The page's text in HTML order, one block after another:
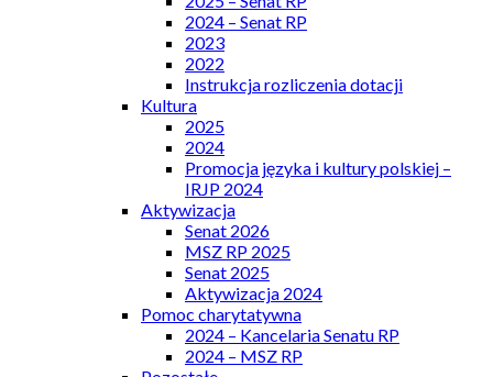
2024 – Senat RP
2023
2022
Instrukcja rozliczenia dotacji
Kultura
2025
2024
Promocja języka i kultury polskiej –
IRJP 2024
Aktywizacja
Senat 2026
MSZ RP 2025
Senat 2025
Aktywizacja 2024
Pomoc charytatywna
2024 – Kancelaria Senatu RP
2024 – MSZ RP